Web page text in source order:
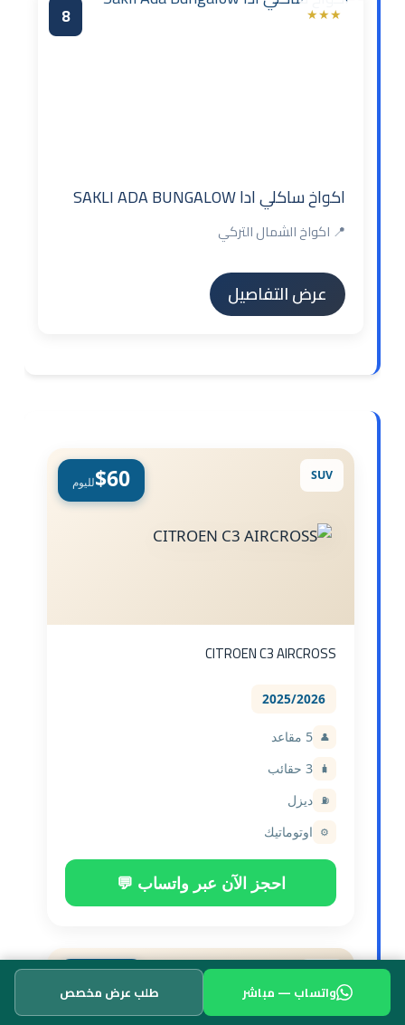
★★★
8
اكواخ ساكلي ادا SAKLI ADA BUNGALOW
📍 اكواخ الشمال التركي
عرض التفاصيل
$60لليوم SUV
CITROEN C3 AIRCROSS
2025/2026
👤 5 مقاعد
🧳 3 حقائب
⛽ ديزل
⚙️ اوتوماتيك
احجز الآن عبر واتساب 💬
$75
واتساب — مباشر طلب عرض مخصص